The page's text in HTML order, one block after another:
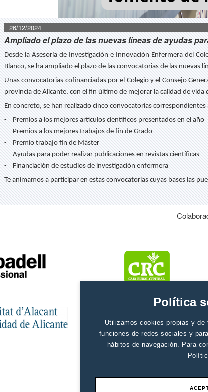
Política
Utilizamos cookies propias y
funciones de redes sociales y
hábitos de navegación. Para
26/12/2024
Ampliado el plazo de las nuevas líneas de ayudas
Desde la Asesoría de Investigación e Innovación Enfermera del
Blanco, se ha ampliado el plazo de las convocatorias de las nuevas
Unas convocatorias cofinanciadas por el Colegio y el Consejo
provincia de Alicante, con el fin último de mejorar la calidad de vida
En concreto, se han realizado cinco convocatorias
- Premios a los mejores artículos científicos presentados en el año
- Premios a los mejores trabajos de fin de Grado
- Premio trabajo fin de Máster
- Ayudas para poder realizar publicaciones en revistas científicas
- Financiación de estudios de investigación enfermera
Te animamos a participar en estas convocatorias cuyas bases las